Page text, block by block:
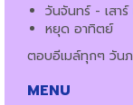
วันจันทร์ - เสา
หยุด อาทิตย์
ตอบอีเมล์ทุกๆ วัน
MENU